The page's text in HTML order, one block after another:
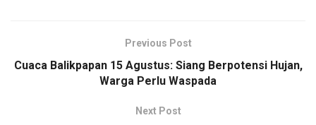
Previous Post
Cuaca Balikpapan 15 Agustus: Siang Berpotensi Hujan,
Warga Perlu Waspada
Next Post